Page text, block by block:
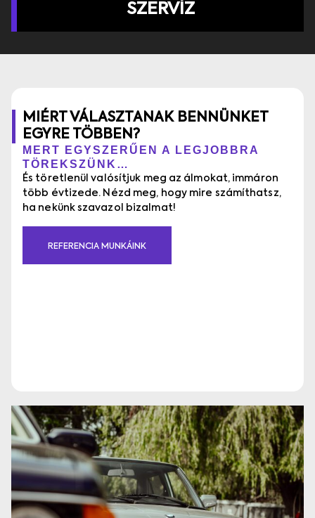
SZERVÍZ
MIÉRT VÁLASZTANAK BENNÜNKET
EGYRE TÖBBEN?
MERT EGYSZERŰEN A LEGJOBBRA
TÖREKSZÜNK…
És töretlenül valósítjuk meg az álmokat, immáron
több évtizede. Nézd meg, hogy mire számíthatsz,
ha nekünk szavazol bizalmat!
REFERENCIA MUNKÁINK